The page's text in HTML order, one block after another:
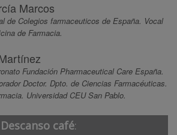
Marcos
de Colegios farmaceuticos de España. Vocal
de Farmacia.
Fundación Pharmaceutical Care España.
Doctor. Dpto. de Ciencias Farmacéuticas.
Universidad CEU San Pablo.
Descanso café: